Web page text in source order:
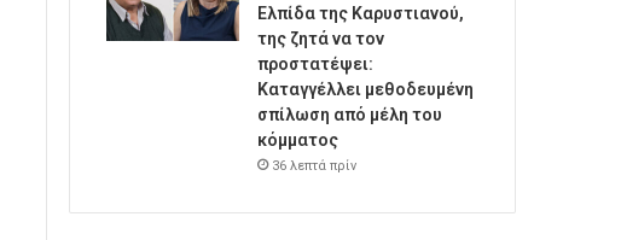
Ελπίδα της Καρυστιανού,
της ζητά να τον
προστατέψει:
Καταγγέλλει μεθοδευμένη
σπίλωση από μέλη του
κόμματος
36 λεπτά πρίν